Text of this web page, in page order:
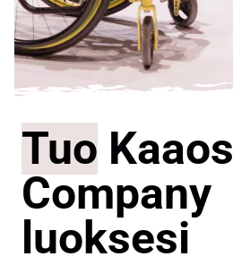
Tuo Kaaos
Company
luoksesi